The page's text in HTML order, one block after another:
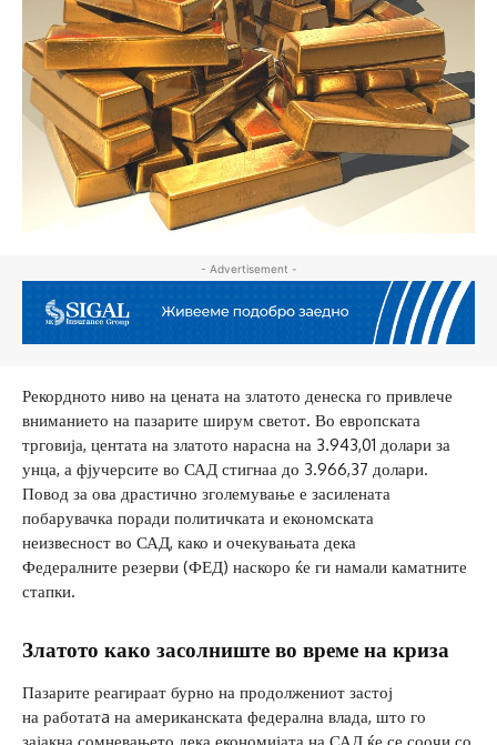
- Advertisement -
Рекордното ниво на цената на златото денеска го привлече
вниманието на пазарите ширум светот. Во европската
трговија, центата на златото нарасна на 3.943,01 долари за
унца, а фјучерсите во САД стигнаа до 3.966,37 долари.
Повод за ова драстично зголемување е засилената
побарувачка поради политичката и економската
неизвесност во САД, како и очекувањата дека
Федералните резерви (ФЕД) наскоро ќе ги намали каматните
стапки.
Златото како засолниште во време на криза
Пазарите реагираат бурно на продолжениот застој
на работатa на американската федерална влада, што го